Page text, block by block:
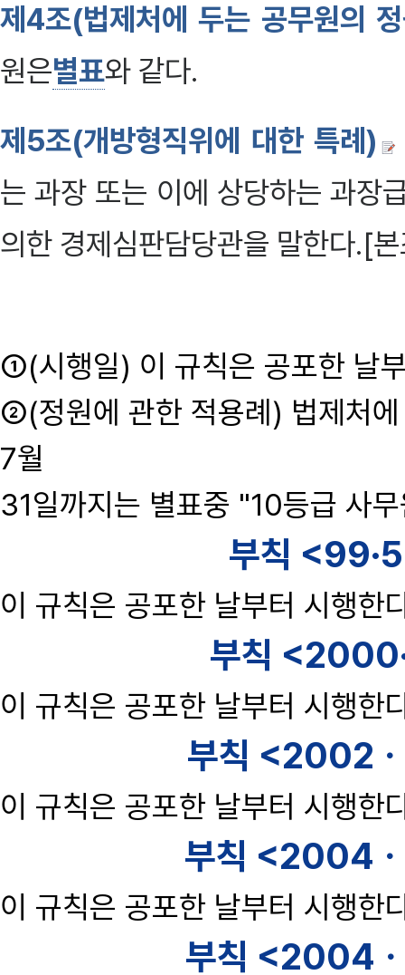
제4조(법제처에 두는 공무원의
원은별표와 같다.
제5조(개방형직위에 대한 특례)
는 과장 또는 이에 상당하는 과장
의한 경제심판담당관을 말한다.[
①(시행일) 이 규칙은 공포한 날
②(정원에 관한 적용례) 법제처
7월
31일까지는 별표중 "10등급 사
부칙
이 규칙은 공포한 날부터 시행한
부칙
이 규칙은 공포한 날부터 시행한
부칙 <2002
이 규칙은 공포한 날부터 시행한
부칙 <2004
이 규칙은 공포한 날부터 시행한
부칙 <2004